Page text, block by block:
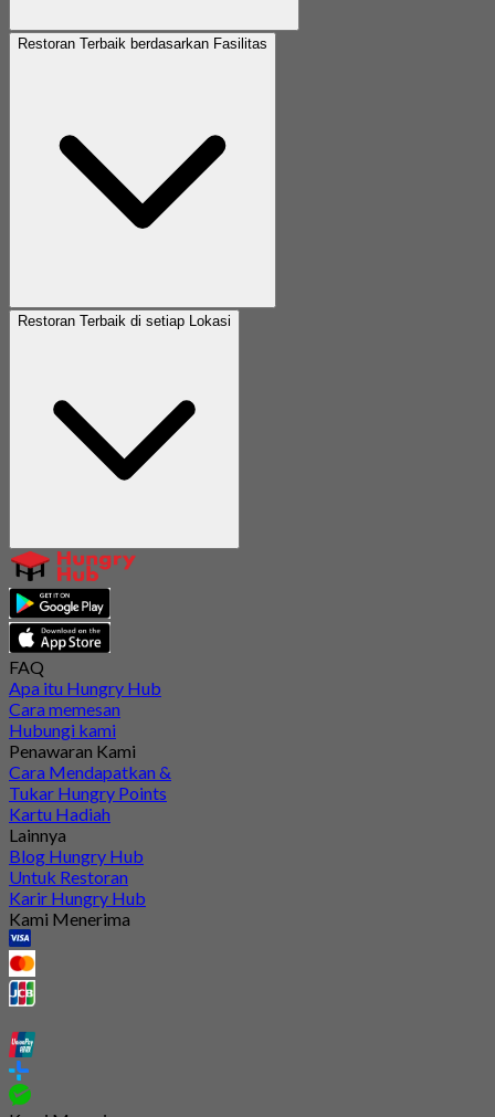
Restoran Terbaik berdasarkan Fasilitas
Restoran Terbaik di setiap Lokasi
FAQ
Apa itu Hungry Hub
Cara memesan
Hubungi kami
Penawaran Kami
Cara Mendapatkan &
Tukar Hungry Points
Kartu Hadiah
Lainnya
Blog Hungry Hub
Untuk Restoran
Karir Hungry Hub
Kami Menerima